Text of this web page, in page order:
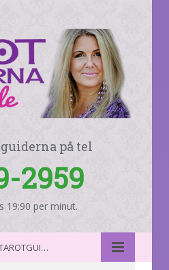
på tel
2959
19:90 per minut.
YOGA – TAROTGUIDERNAS TAROTLINJE